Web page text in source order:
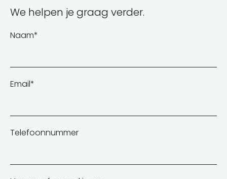
We helpen je graag verder.
Naam*
Email*
Telefoonnummer